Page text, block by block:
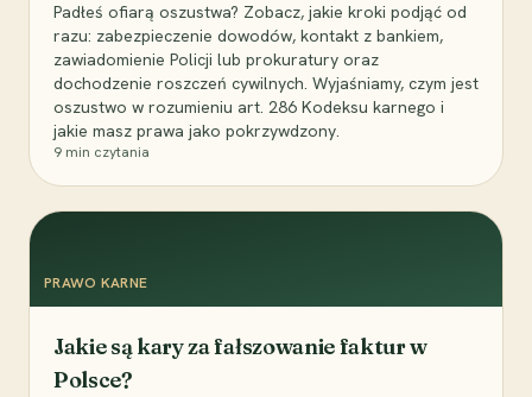
Padłeś ofiarą oszustwa? Zobacz, jakie kroki podjąć od
razu: zabezpieczenie dowodów, kontakt z bankiem,
zawiadomienie Policji lub prokuratury oraz
dochodzenie roszczeń cywilnych. Wyjaśniamy, czym jest
oszustwo w rozumieniu art. 286 Kodeksu karnego i
jakie masz prawa jako pokrzywdzony.
9 min czytania
PRAWO KARNE
Jakie są kary za fałszowanie faktur w
Polsce?